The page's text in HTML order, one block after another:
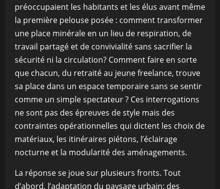
préoccupaient les habitants et les élus avant même
la première pelouse posée : comment transformer
une place minérale en un lieu de respiration, de
travail partagé et de convivialité sans sacrifier la
sécurité ni la circulation? Comment faire en sorte
que chacun, du retraité au jeune freelance, trouve
sa place dans un espace temporaire sans se sentir
comme un simple spectateur ? Ces interrogations
ne sont pas des épreuves de style mais des
contraintes opérationnelles qui dictent les choix de
matériaux, les itinéraires piétons, l’éclairage
nocturne et la modularité des aménagements.
La réponse se joue sur plusieurs fronts. Tout
d’abord, l’adaptation du paysage urbain: des